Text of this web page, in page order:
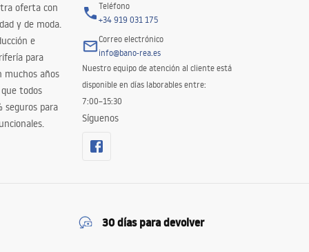
oferta con
y de moda.
e
para
muchos años
todos
seguros para
Teléfono
+34 919 031 175
Correo electrónico
info@bano-rea.es
Nuestro equipo de atención al cliente está
disponible en días laborables entre:
7:00–15:30
Síguenos
30 días para devolver